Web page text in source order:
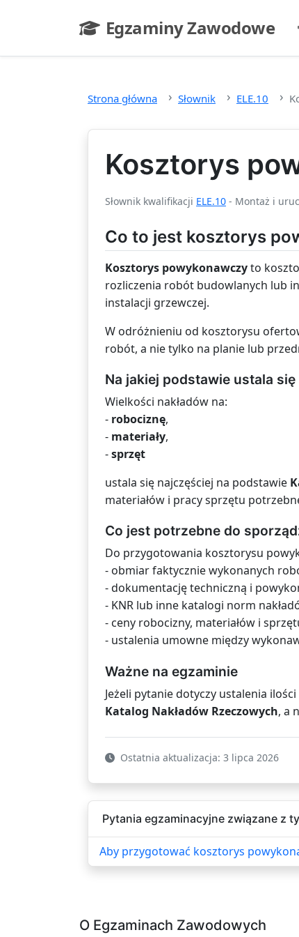
Egzaminy Zawodowe
- strona główna
Strona główna Słownik ELE.10
Kosztorys
Słownik kwalifikacji ELE.10 - Montaż i
Co to jest kosztorys
Kosztorys powykonawczyto
rozliczenia robót budowlanych lub
instalacji grzewczej.
W odróżnieniu od kosztorysu
robót, a nie tylko na planie lub
Na jakiej podstawie ustala się
Wielkości nakładów na:
- robociznę,
- materiały,
-sprzęt
ustala się najczęściej na podstawie
materiałów i pracy sprzętu
Co jest potrzebne do
Do przygotowania kosztorysu
- obmiar faktycznie wykonanych
- dokumentację techniczną i
- KNR lub inne katalogi norm
- ceny robocizny, materiałów i
- ustalenia umowne między
Ważne na egzaminie
Jeżeli pytanie dotyczy ustalenia
Katalog Nakładów Rzeczowych, a
Ostatnia aktualizacja: 3 lipca 2026
Pytania egzaminacyjne związane z
Aby przygotować kosztorys
O Egzaminach Zawodowych